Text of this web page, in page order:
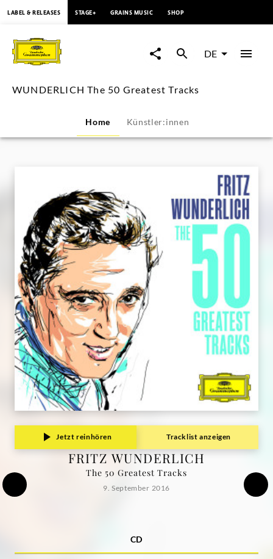
WUNDERLICH
The
50
Tracks
Deutsche
Grammophon
LABEL & RELEASES STAGE+ GRAINS MUSIC SHOP
DE
WUNDERLICH The 50 Greatest Tracks
Home Künstler:innen
Jetzt reinhören Tracklist anzeigen
FRITZ WUNDERLICH
The 50 Greatest Tracks
9. September 2016
CD